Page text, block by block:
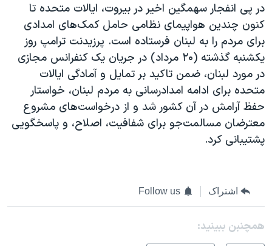
در پی انفجار سهمگین اخیر در بیروت، ایالات متحده تا
کنون چندین هواپیمای نظامی حامل کمک‌های امدادی
برای مردم را به لبنان فرستاده است. پرزیدنت ترامپ روز
یکشنبه گذشته (۲۰ مرداد) در جریان یک کنفرانس مجازی
در مورد لبنان، ضمن تاکید بر تمایل و آمادگی ایالات
متحده برای ادامه امدادرسانی به مردم لبنان، خواستار
حفظ آرامش در آن کشور شد و از درخواست‌های مشروع
معترضان مسالمت‌جو برای شفافیت، اصلاح، و پاسخگویی
پشتیبانی کرد.
اشتراک Follow us
همچنبن ببینید: